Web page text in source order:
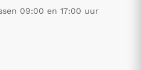
09:00 en 17:00 uur